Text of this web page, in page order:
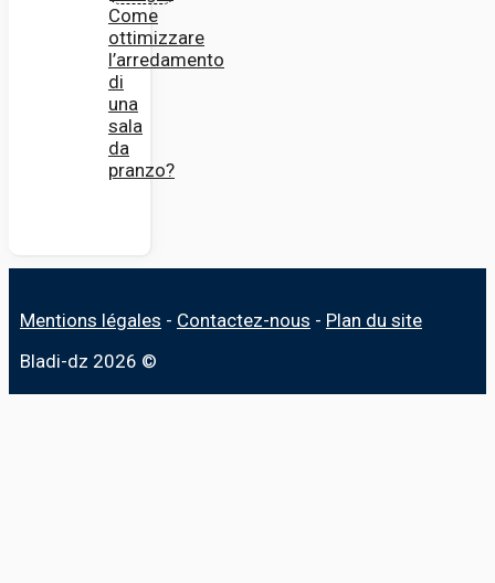
Come
ottimizzare
l’arredamento
di
una
sala
da
pranzo?
Mentions légales - Contactez-nous - Plan du site
Bladi-dz 2026 ©